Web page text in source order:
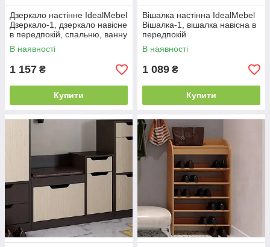
Дзеркало настінне IdealMebel
Дзеркало-1, дзеркало навісне
в передпокій, спальню, ванну
В наявності
1 157 ₴
Купити
Вішалка настінна IdealMebel
Вішалка-1, вішалка навісна в
передпокій
В наявності
1 089 ₴
Купити